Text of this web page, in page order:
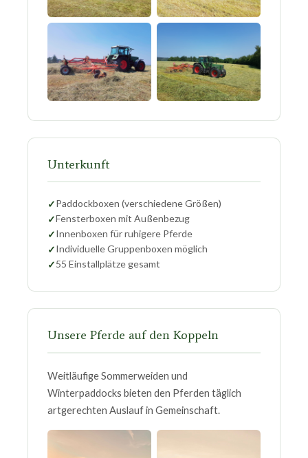
Unterkunft
Paddockboxen (verschiedene Größen)
Fensterboxen mit Außenbezug
Innenboxen für ruhigere Pferde
Individuelle Gruppenboxen möglich
55 Einstallplätze gesamt
Unsere Pferde auf den Koppeln
Weitläufige Sommerweiden und
Winterpaddocks bieten den Pferden täglich
artgerechten Auslauf in Gemeinschaft.